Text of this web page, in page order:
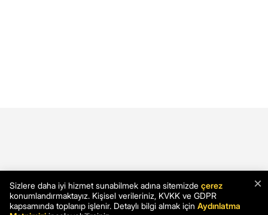
×
Sizlere daha iyi hizmet sunabilmek adına sitemizde çerez
konumlandırmaktayız. Kişisel verileriniz, KVKK ve GDPR
kapsamında toplanıp işlenir. Detaylı bilgi almak için Aydınlatma